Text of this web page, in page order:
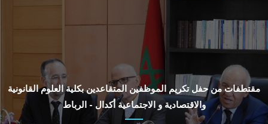
مقتطفات من حفل تكريم الموظفين المتقاعدين بكلية العلوم القانونية
والاقتصادية و الاجتماعية أكدال - الرباط